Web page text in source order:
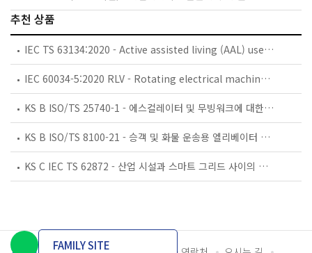
추천 상품
IEC TS 63134:2020 - Active assisted living (AAL) use cases
IEC 60034-5:2020 RLV - Rotating electrical machines - Part 5: Degrees of protection provided by the integral design of rotating electrical machines (IP code) - Classification
KS B ISO/TS 25740-1 - 에스컬레이터 및 무빙워크에 대한 안전요건 — 제1부: 세계공통 필수 안전요건(GESRs)
KS B ISO/TS 8100-21 - 승객 및 화물 운송용 엘리베이터 —제21부: 세계공통 필수안전요건(GESRs)을 충족하는 세계공통 안전 파라미터(GSPs)
KS C IEC TS 62872 - 산업 시설과 스마트 그리드 사이의 산업 공정 측정, 제어 및 자동화 시스템 인터페이스
FAMILY SITE